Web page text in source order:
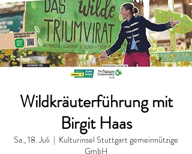
Wildkräuterführung mit
Birgit Haas
Sa., 18. Juli
  |
Kulturinsel Stuttgart gemeinnützige
GmbH